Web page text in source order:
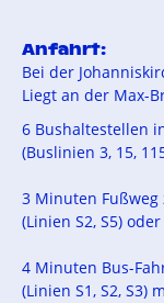
Anfahrt:
Bei der
Liegt an der Max-
6 Bushaltestellen
(Buslinien 3, 15,
3 Minuten Fußweg
(Linien S2, S5)
4 Minuten Bus-
(Linien S1, S2, S3)